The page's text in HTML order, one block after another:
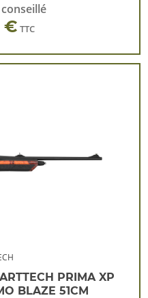
€ TTC
PRIMA XP
BLAZE 51CM